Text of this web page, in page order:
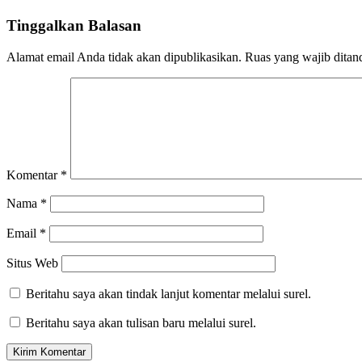
Tinggalkan Balasan
Alamat email Anda tidak akan dipublikasikan. Ruas yang wajib
Komentar *
Nama *
Email *
Situs Web
Beritahu saya akan tindak lanjut komentar melalui surel.
Beritahu saya akan tulisan baru melalui surel.